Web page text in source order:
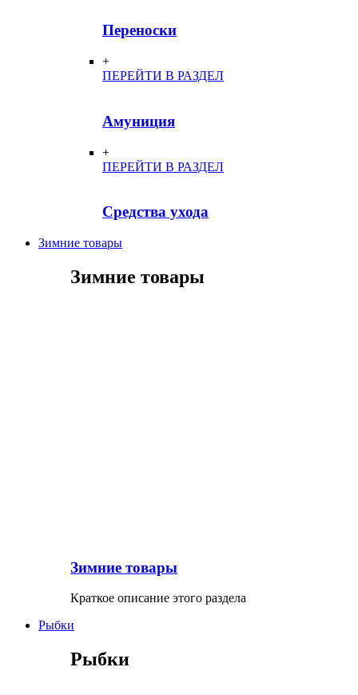
Переноски
+
ПЕРЕЙТИ В РАЗДЕЛ
Амуниция
+
ПЕРЕЙТИ В РАЗДЕЛ
Средства ухода
Зимние товары
Зимние товары
Зимние товары
Краткое описание этого раздела
Рыбки
Рыбки